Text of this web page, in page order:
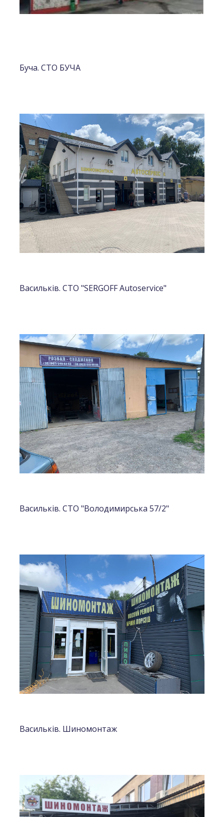
Буча. СТО БУЧА
Васильків. СТО "SERGOFF Autoservice"
Васильків. СТО "Володимирська 57/2"
Васильків. Шиномонтаж